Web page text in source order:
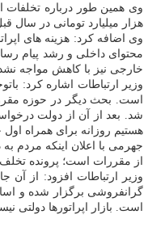
وی همین طور درباره تخلفات
هزار میلیارد تومانی در سال
وی اضافه کرد: هزینه های
محتوای داخلی و رشد پیام
خارجی نیز با کاهش مواجه
وزیر ارتباطات اشاره کرد:
است. بحث دیگر در حوزه
هستیم روزانه برای همراه اول حدود ۱۷ میلیارد
جهرمی با اعلان اینکه مردم
از مقررات است؛ پرونده
گرانفروشی برگزار شده و
است. بازار اپراتورها